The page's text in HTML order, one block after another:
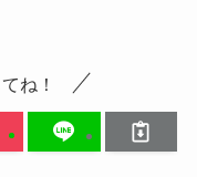
ね！